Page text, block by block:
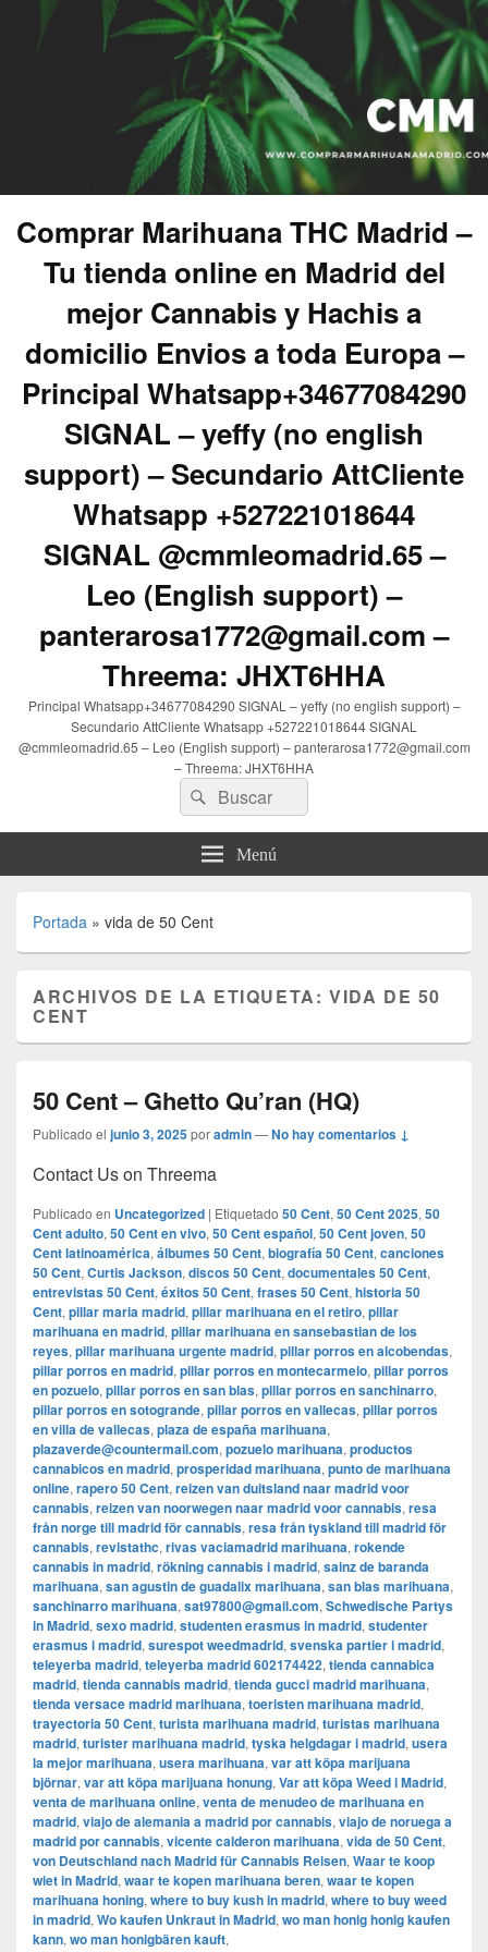
Comprar Marihuana THC Madrid –
Tu tienda online en Madrid del
mejor Cannabis y Hachis a
domicilio Envios a toda Europa –
Principal Whatsapp+34677084290
SIGNAL – yeffy (no english
support) – Secundario AttCliente
Whatsapp +527221018644
SIGNAL @cmmleomadrid.65 –
Leo (English support) –
panterarosa1772@gmail.com –
Threema: JHXT6HHA
Principal Whatsapp+34677084290 SIGNAL – yeffy (no english support) –
Secundario AttCliente Whatsapp +527221018644 SIGNAL
@cmmleomadrid.65 – Leo (English support) – panterarosa1772@gmail.com
– Threema: JHXT6HHA
Buscar
por:
Buscar
Menú
Portada » vida de 50 Cent
ARCHIVOS DE LA ETIQUETA:VIDA DE 50
CENT
50 Cent – Ghetto Qu’ran (HQ)
Publicado el junio 3, 2025poradmin—No hay comentarios ↓
Contact Us on Threema
Publicado en Uncategorized | Etiquetado 50 Cent, 50 Cent 2025, 50
Cent adulto, 50 Cent en vivo, 50 Cent español, 50 Cent joven, 50
Cent latinoamérica, álbumes 50 Cent, biografía 50 Cent, canciones
50 Cent, Curtis Jackson, discos 50 Cent, documentales 50 Cent,
entrevistas 50 Cent, éxitos 50 Cent, frases 50 Cent, historia 50
Cent, pillar maria madrid, pillar marihuana en el retiro, pillar
marihuana en madrid, pillar marihuana en sansebastian de los
reyes, pillar marihuana urgente madrid, pillar porros en alcobendas,
pillar porros en madrid, pillar porros en montecarmelo, pillar porros
en pozuelo, pillar porros en san blas, pillar porros en sanchinarro,
pillar porros en sotogrande, pillar porros en vallecas, pillar porros
en villa de vallecas, plaza de españa marihuana,
plazaverde@countermail.com, pozuelo marihuana, productos
cannabicos en madrid, prosperidad marihuana, punto de marihuana
online, rapero 50 Cent, reizen van duitsland naar madrid voor
cannabis, reizen van noorwegen naar madrid voor cannabis, resa
från norge till madrid för cannabis, resa från tyskland till madrid för
cannabis, revistathc, rivas vaciamadrid marihuana, rokende
cannabis in madrid, rökning cannabis i madrid, sainz de baranda
marihuana, san agustin de guadalix marihuana, san blas marihuana,
sanchinarro marihuana, sat97800@gmail.com, Schwedische Partys
in Madrid, sexo madrid, studenten erasmus in madrid, studenter
erasmus i madrid, surespot weedmadrid, svenska partier i madrid,
teleyerba madrid, teleyerba madrid 602174422, tienda cannabica
madrid, tienda cannabis madrid, tienda gucci madrid marihuana,
tienda versace madrid marihuana, toeristen marihuana madrid,
trayectoria 50 Cent, turista marihuana madrid, turistas marihuana
madrid, turister marihuana madrid, tyska helgdagar i madrid, usera
la mejor marihuana, usera marihuana, var att köpa marijuana
björnar, var att köpa marijuana honung, Var att köpa Weed i Madrid,
venta de marihuana online, venta de menudeo de marihuana en
madrid, viajo de alemania a madrid por cannabis, viajo de noruega a
madrid por cannabis, vicente calderon marihuana, vida de 50 Cent,
von Deutschland nach Madrid für Cannabis Reisen, Waar te koop
wiet in Madrid, waar te kopen marihuana beren, waar te kopen
marihuana honing, where to buy kush in madrid, where to buy weed
in madrid, Wo kaufen Unkraut in Madrid, wo man honig honig kaufen
kann, wo man honigbären kauft,